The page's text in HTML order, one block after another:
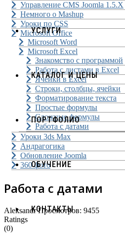
УСЛУГИ
КАТАЛОГ И ЦЕНЫ
ПОРТФОЛИО
ОБУЧЕНИЕ
КОНТАКТЫ
Управление CMS Joomla 1.5.X
Немного о Mashup
Уроки по CSS
Microsoft Office
Microsoft Word
Microsoft Excel
Знакомство с программой
Работа с листами в Excel
Ячейки в Excel
Строки, столбцы, ячейки
Форматирование текста
Простые формулы
Сложные формулы
Работа с датами
Уроки 3ds Max
Андрагогика
Обновление Joomla
360 фото
Работа с датами
Aleksandr Просмотров: 9455
Ratings
(0)